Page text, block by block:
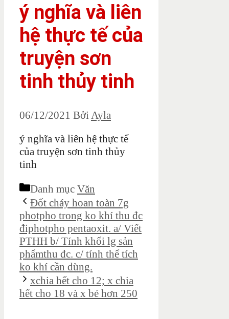
ý nghĩa và liên
hệ thực tế của
truyện sơn
tinh thủy tinh
06/12/2021 BởiAyla
ý nghĩa và liên hệ thực tế
của truyện sơn tinh thủy
tinh
Danh mục Văn
Đốt cháy hoan toàn 7g
photpho trong ko khí thu đc
điphotpho pentaoxit. a/ Viết
PTHH b/ Tính khối lg sản
phẩmthu đc. c/ tính thể tích
ko khí cần dùng.
xchia hết cho 12; x chia
hết cho 18 và x bé hơn 250